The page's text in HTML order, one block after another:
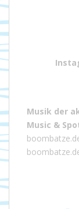
Musik der
Music &